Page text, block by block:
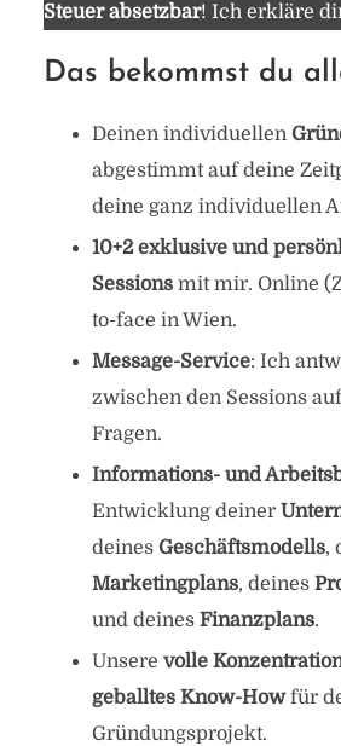
Steuer absetzbar! Ich erkläre
Das bekommst du
Deinen individuellen
abgestimmt auf deine
deine ganz individuellen
10+2 exklusive und
Sessionsmit mir. Online
to-face in Wien.
Message-Service: Ich
zwischen den Sessions
Fragen.
Informations- und
Entwicklung deiner
deines Geschäftsmodells,
Marketingplans, deines
und deines Finanzplans.
Unsere volle
geballtes Know-Howfür
Gründungsprojekt.